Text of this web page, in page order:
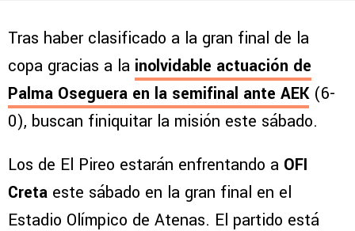
Tras haber clasificado a la gran final de la
copa gracias a la inolvidable actuación de
Palma Oseguera en la semifinal ante AEK(6-
0), buscan finiquitar la misión este sábado.
Los de El Pireo estarán enfrentando a OFI
Creta este sábado en la gran final en el
Estadio Olímpico de Atenas. El partido está